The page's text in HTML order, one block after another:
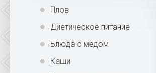
Плов
Диетическое питание
Блюда с медом
Каши